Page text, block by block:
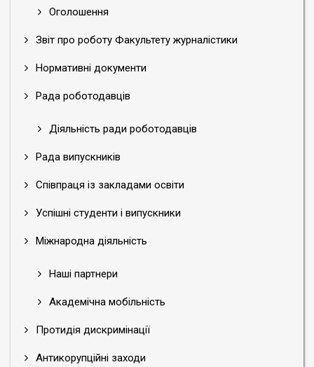
Оголошення
Звіт про роботу Факультету журналістики
Нормативні документи
Рада роботодавців
Діяльність ради роботодавців
Рада випускників
Співпраця із закладами освіти
Успішні студенти і випускники
Міжнародна діяльність
Наші партнери
Академічна мобільність
Протидія дискримінації
Антикорупційні заходи